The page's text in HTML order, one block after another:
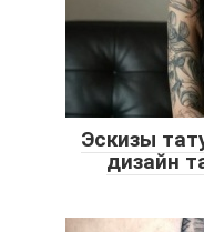
Эскизы
дизайн